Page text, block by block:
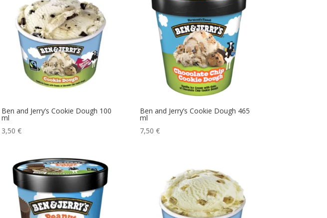
Ben and Jerry’s Cookie Dough 100
ml
3,50€
Ben and Jerry’s Cookie Dough 465
ml
7,50€